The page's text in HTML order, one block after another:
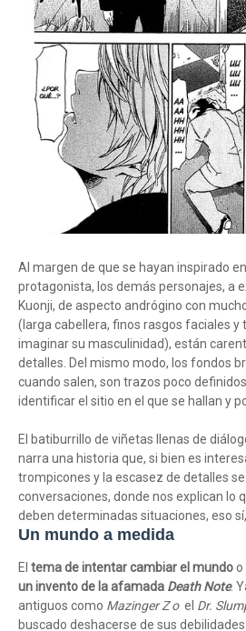
Al margen de que se hayan inspirado
protagonista, los demás personajes, a
Kuonji, de aspecto andrógino con
(larga cabellera, finos rasgos faciales y
imaginar su masculinidad), están
detalles. Del mismo modo, los fondos
cuando salen, son trazos poco
identificar el sitio en el que se hallan y
El batiburrillo de viñetas llenas de
narra una historia que, si bien es
trompicones y la escasez de detalles
conversaciones, donde nos explican lo
deben determinadas situaciones, eso
Un mundo a medida
El tema de intentar cambiar el mundoo
un invento de la afamada Death Note.
antiguos como Mazinger Z oel Dr.
buscado deshacerse de sus